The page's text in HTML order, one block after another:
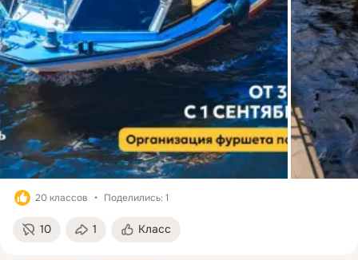
20 классов Поделились: 1
10 1 Класс